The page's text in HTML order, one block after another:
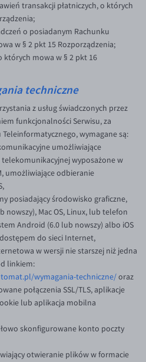
transakcji płatniczych, o których
o posiadanym Rachunku
w § 2 pkt 15 Rozporządzenia;
których mowa w § 2 pkt 16
techniczne
z usług świadczonych przez
funkcjonalności Serwisu, za
wymagane są:
umożliwiające
telekomunikacyjnej wyposażone w
umożliwiające odbieranie
posiadający środowisko graficzne,
nowszy), Mac OS, Linux, lub telefon
Android (6.0 lub nowszy) albo iOS
do sieci Internet,
w wersji nie starszej niż jedna
linkiem:
wymagania-techniczne/oraz
połączenia SSL/TLS, aplikacje
lub aplikacja mobilna
skonfigurowane konto poczty
otwieranie plików w formacie